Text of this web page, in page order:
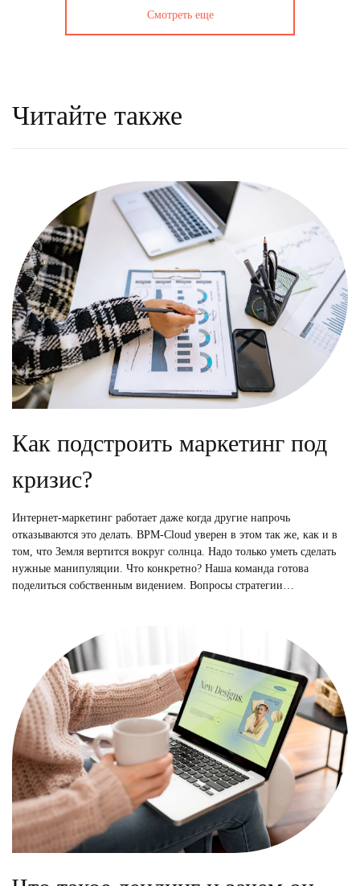
Смотреть еще
Читайте также
Как подстроить маркетинг под
кризис?
Интернет-маркетинг работает даже когда другие напрочь
отказываются это делать. BPM-Cloud уверен в этом так же, как и в
том, что Земля вертится вокруг солнца. Надо только уметь сделать
нужные манипуляции. Что конкретно? Наша команда готова
поделиться собственным видением. Вопросы стратегии…